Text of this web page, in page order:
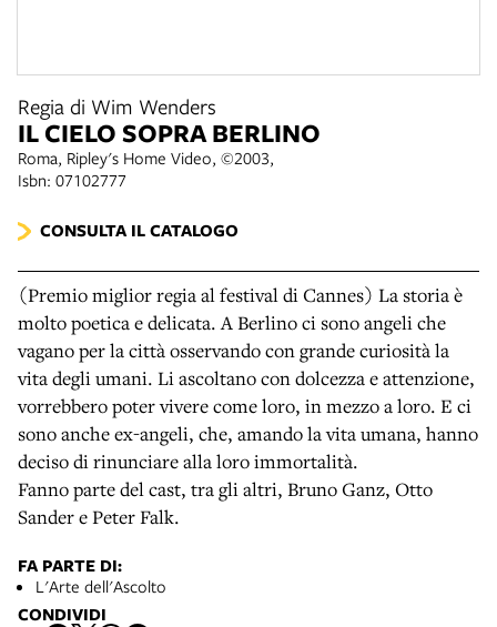
Regia di Wim Wenders
IL CIELO SOPRA BERLINO
Roma, Ripley's Home Video, ©2003,
Isbn: 07102777
CONSULTA IL CATALOGO
(Premio miglior regia al festival di Cannes) La storia è
molto poetica e delicata. A Berlino ci sono angeli che
vagano per la città osservando con grande curiosità la
vita degli umani. Li ascoltano con dolcezza e attenzione,
vorrebbero poter vivere come loro, in mezzo a loro. E ci
sono anche ex-angeli, che, amando la vita umana, hanno
deciso di rinunciare alla loro immortalità.
Fanno parte del cast, tra gli altri, Bruno Ganz, Otto
Sander e Peter Falk.
FA PARTE DI:
L'Arte dell'Ascolto
CONDIVIDI